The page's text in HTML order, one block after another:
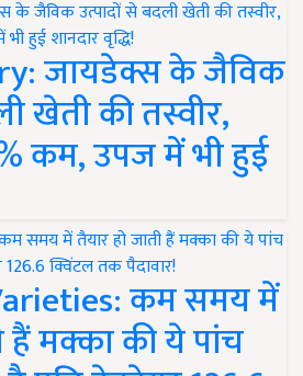
जायडेक्स के जैविक
खेती की तस्वीर,
कम, उपज में भी हुई
कम समय में
हैं मक्का की ये पांच